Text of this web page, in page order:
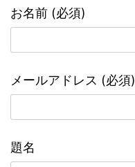
お名前 (必須)
メールアドレス (必須)
題名